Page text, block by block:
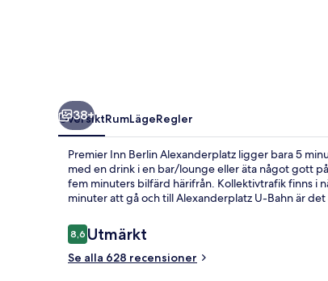
38+
ÖversiktRumLägeRegler
Premier Inn Berlin Alexanderplatz ligger bara 5
med en drink i en bar/lounge eller äta något gott
fem minuters bilfärd härifrån. Kollektivtrafik finns i
minuter att gå och till Alexanderplatz U-Bahn är
Recensioner
8,68,6 av 10,
Utmärkt
Se alla 628 recensioner